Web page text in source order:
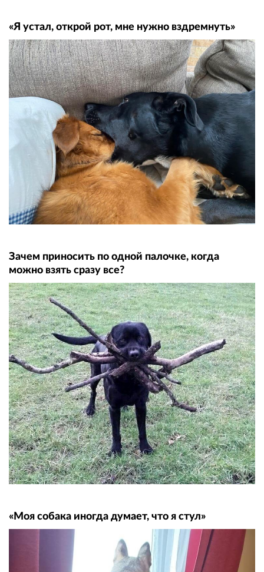
«Я устал, открой рот, мне нужно вздремнуть»
Зачем приносить по одной палочке, когда
можно взять сразу все?
«Моя собака иногда думает, что я стул»